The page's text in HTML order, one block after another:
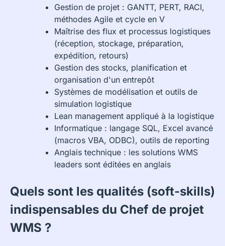
Gestion de projet : GANTT, PERT, RACI,
méthodes Agile et cycle en V
Maîtrise des flux et processus logistiques
(réception, stockage, préparation,
expédition, retours)
Gestion des stocks, planification et
organisation d'un entrepôt
Systèmes de modélisation et outils de
simulation logistique
Lean management appliqué à la logistique
Informatique : langage SQL, Excel avancé
(macros VBA, ODBC), outils de reporting
Anglais technique : les solutions WMS
leaders sont éditées en anglais
Quels sont les qualités (soft-skills)
indispensables du Chef de projet
WMS ?